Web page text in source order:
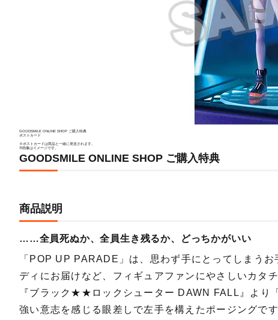
GOODSMILE ONLINE SHOP ご購入特典
ポストカード
※ポストカードは商品と一緒に発送されます。
※画像はイメージです。
GOODSMILE ONLINE SHOP ご購入特典
商品説明
……全員死ぬか、全員生き残るか、どっちかがいい
「POP UP PARADE」は、思わず手にとってしまう
ディにお届けなど、フィギュアファンにやさしいカタ
『ブラック★★ロックシューター DAWN FALL』より
強い意志を感じる眼差しで左手を構えたポージングで